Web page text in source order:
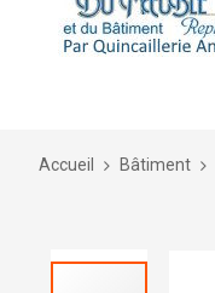
Accueil Bâtiment
Skip